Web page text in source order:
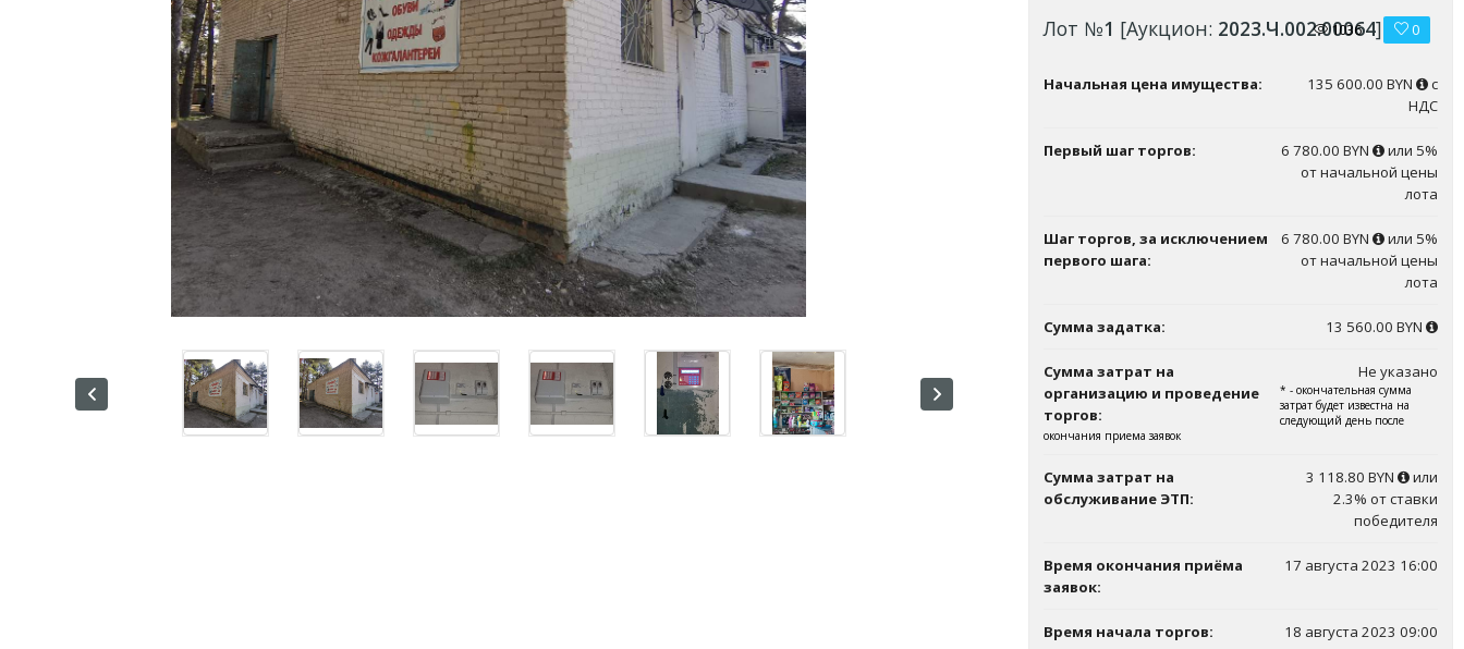
Лот №1 [Аукцион: 2023.Ч.002.00064]
1036 0
Начальная цена имущества: 135 600.00 BYN
с
НДС
Первый шаг торгов: 6 780.00 BYN
или 5%
от начальной цены
лота
Шаг торгов, за исключением
первого шага:
6 780.00 BYN
или 5%
от начальной цены
лота
Сумма задатка: 13 560.00 BYN
Сумма затрат на
организацию и проведение
торгов:
Не указано
* - окончательная сумма
затрат будет известна на
следующий день после
окончания приема заявок
Сумма затрат на
обслуживание ЭТП:
3 118.80 BYN
или
2.3% от ставки
победителя
Время окончания приёма
заявок:
17 августа 2023 16:00
Время начала торгов: 18 августа 2023 09:00